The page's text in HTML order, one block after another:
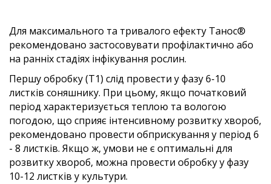
Для максимального та тривалого ефекту Танос®
рекомендовано застосовувати профілактично або
на ранніх стадіях інфікування рослин.
Першу обробку (Т1) слід провести у фазу 6-10
листків соняшнику. При цьому, якщо початковий
період характеризується теплою та вологою
погодою, що сприяє інтенсивному розвитку хвороб,
рекомендовано провести обприскування у період 6
- 8 листків. Якщо ж, умови не є оптимальні для
розвитку хвороб, можна провести обробку у фазу
10-12 листків у культури.